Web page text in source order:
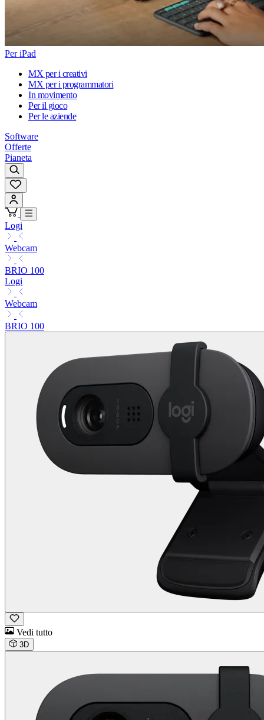
Per iPad
MX per i creativi
MX per i programmatori
In movimento
Per il gioco
Per le aziende
Software
Offerte
Pianeta
Logi
Webcam
BRIO 100
Logi
Webcam
BRIO 100
Vedi tutto
3D